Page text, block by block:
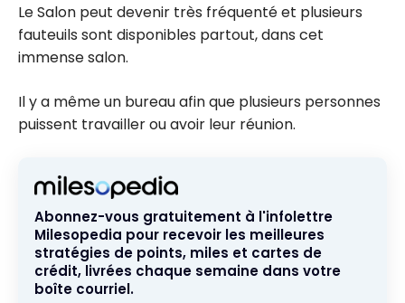
Le Salon peut devenir très fréquenté et plusieurs
fauteuils sont disponibles partout, dans cet
immense salon.
Il y a même un bureau afin que plusieurs personnes
puissent travailler ou avoir leur réunion.
Abonnez-vous gratuitement à l'infolettre
Milesopedia pour recevoir les meilleures
stratégies de points, miles et cartes de
crédit, livrées chaque semaine dans votre
boîte courriel.